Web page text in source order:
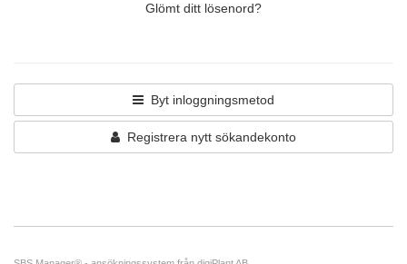
Glömt ditt lösenord?
Byt inloggningsmetod
Registrera nytt sökandekonto